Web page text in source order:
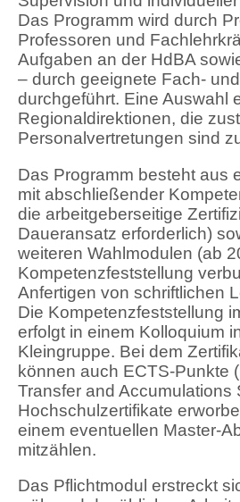
Das Programm wird durch
Professoren und
Aufgaben an der HdBA
– durch geeignete Fach-
durchgeführt. Eine Auswahl
Regionaldirektionen, die
Personalvertretungen sind
Das Programm besteht aus
mit abschließender
die arbeitgeberseitige
Daueransatz erforderlich)
weiteren Wahlmodulen (ab
Kompetenzfeststellung
Anfertigen von schriftlichen
Die Kompetenzfeststellung
erfolgt in einem Kolloquium
Kleingruppe. Bei dem
können auch ECTS-Punkte
Transfer and Accumulations
Hochschulzertifikate
einem eventuellen Master-
mitzählen.
Das Pflichtmodul erstreckt